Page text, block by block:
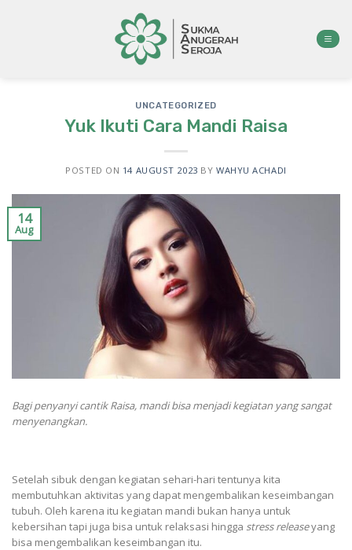
UNCATEGORIZED
Yuk Ikuti Cara Mandi Raisa
POSTED ON 14 AUGUST 2023 BY WAHYU ACHADI
14
Aug
Bagi penyanyi cantik Raisa, mandi bisa menjadi kegiatan yang sangat
menyenangkan.
Setelah sibuk dengan kegiatan sehari-hari tentunya kita
membutuhkan aktivitas yang dapat mengembalikan keseimbangan
tubuh. Oleh karena itu kegiatan mandi bukan hanya untuk
kebersihan tapi juga bisa untuk relaksasi hingga stress releaseyang
bisa mengembalikan keseimbangan itu.